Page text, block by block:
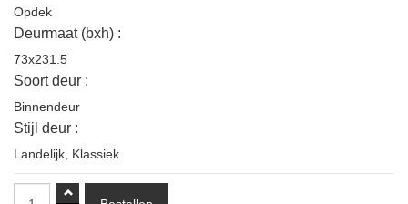
Opdek
Deurmaat (bxh) :
73x231.5
Soort deur :
Binnendeur
Stijl deur :
Landelijk, Klassiek